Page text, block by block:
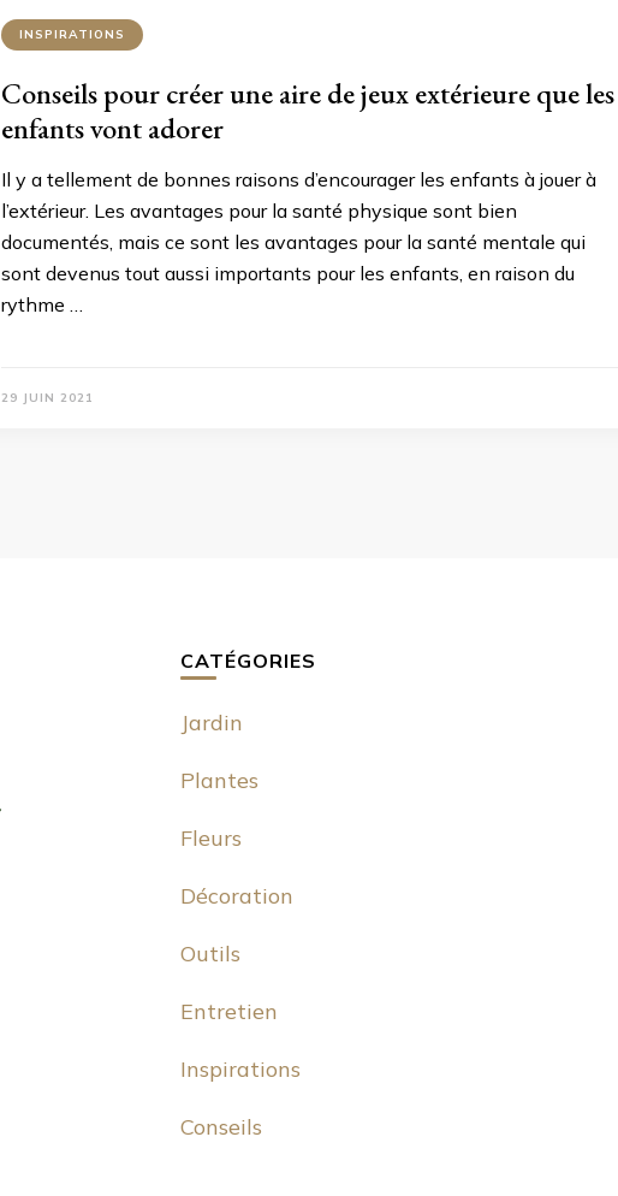
INSPIRATIONS
Conseils pour créer une aire de jeux extérieure que les
enfants vont adorer
Il y a tellement de bonnes raisons d’encourager les enfants à jouer à
l’extérieur. Les avantages pour la santé physique sont bien
documentés, mais ce sont les avantages pour la santé mentale qui
sont devenus tout aussi importants pour les enfants, en raison du
rythme …
29 JUIN 2021
CATÉGORIES
Jardin
Plantes
Fleurs
Décoration
Outils
Entretien
Inspirations
Conseils